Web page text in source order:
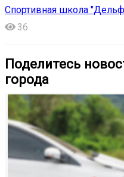
Спортивная школа
36
Поделитесь
города